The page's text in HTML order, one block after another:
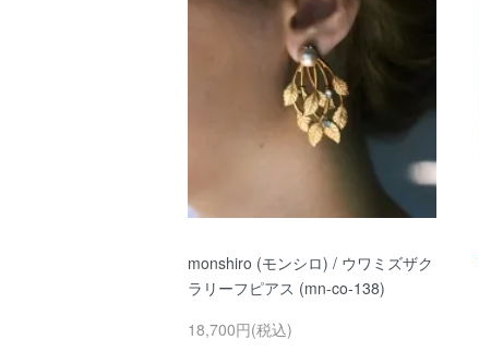
monshiro (モンシロ) / ウワミズザク
ラリーフピアス (mn-co-138)
18,700円(税込)